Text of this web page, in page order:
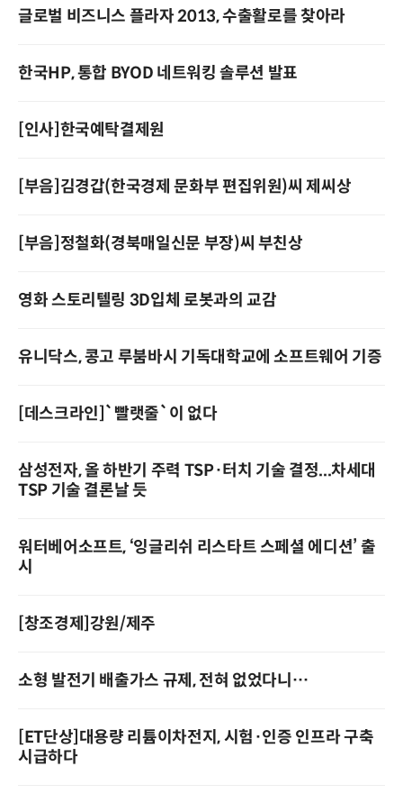
글로벌 비즈니스 플라자 2013, 수출활로를 찾아라
한국HP, 통합 BYOD 네트워킹 솔루션 발표
[인사]한국예탁결제원
[부음]김경갑(한국경제 문화부 편집위원)씨 제씨상
[부음]정철화(경북매일신문 부장)씨 부친상
영화 스토리텔링 3D입체 로봇과의 교감
유니닥스, 콩고 루붐바시 기독대학교에 소프트웨어 기증
[데스크라인]`빨랫줄`이 없다
삼성전자, 올 하반기 주력 TSP·터치 기술 결정...차세대
TSP 기술 결론날 듯
워터베어소프트, ‘잉글리쉬 리스타트 스페셜 에디션’ 출
시
[창조경제]강원/제주
소형 발전기 배출가스 규제, 전혀 없었다니…
[ET단상]대용량 리튬이차전지, 시험·인증 인프라 구축
시급하다